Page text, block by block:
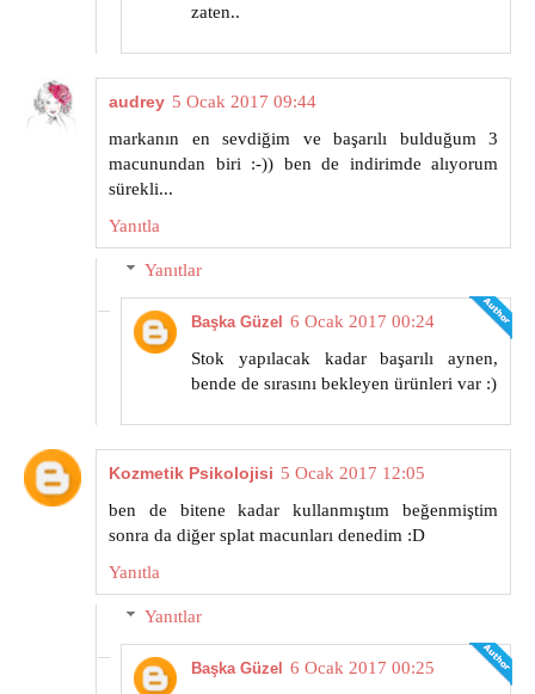
zaten..
audrey 5 Ocak 2017 09:44
markanın en sevdiğim ve başarılı bulduğum 3
macunundan biri :-)) ben de indirimde alıyorum
sürekli...
Yanıtla
Yanıtlar
Başka Güzel
6 Ocak 2017 00:24
Stok yapılacak kadar başarılı aynen,
bende de sırasını bekleyen ürünleri var :)
Kozmetik Psikolojisi 5 Ocak 2017 12:05
ben de bitene kadar kullanmıştım beğenmiştim
sonra da diğer splat macunları denedim :D
Yanıtla
Yanıtlar
Başka Güzel
6 Ocak 2017 00:25